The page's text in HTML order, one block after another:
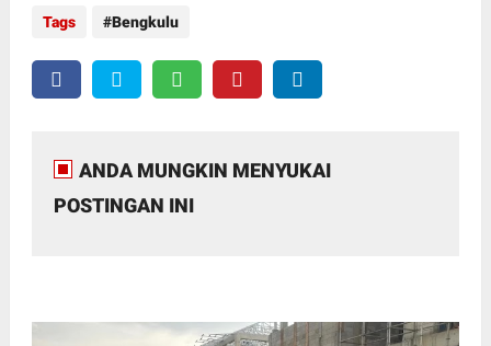
Tags Bengkulu
ANDA MUNGKIN MENYUKAI
POSTINGAN INI